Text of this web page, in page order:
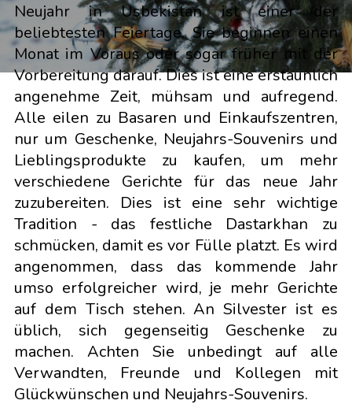
Neujahr in Usbekistan ist einer der
beliebtesten Feiertage. Sie beginnen einen
Monat im Voraus oder sogar früher mit der
Vorbereitung darauf. Dies ist eine erstaunlich
angenehme Zeit, mühsam und aufregend.
Alle eilen zu Basaren und Einkaufszentren,
nur um Geschenke, Neujahrs-Souvenirs und
Lieblingsprodukte zu kaufen, um mehr
verschiedene Gerichte für das neue Jahr
zuzubereiten. Dies ist eine sehr wichtige
Tradition - das festliche Dastarkhan zu
schmücken, damit es vor Fülle platzt. Es wird
angenommen, dass das kommende Jahr
umso erfolgreicher wird, je mehr Gerichte
auf dem Tisch stehen. An Silvester ist es
üblich, sich gegenseitig Geschenke zu
machen. Achten Sie unbedingt auf alle
Verwandten, Freunde und Kollegen mit
Glückwünschen und Neujahrs-Souvenirs.